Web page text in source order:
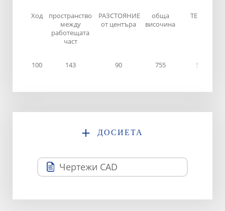
Ход
пространство
между
работещата
част
РАЗСТОЯНИЕ
от центъра
обща
височина
ТЕГЛО
100 143 90 755 59
ДОСИЕТА
Чертежи CAD